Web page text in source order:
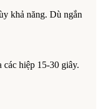
khả năng. Dù ngắn
hiệp 15-30 giây.